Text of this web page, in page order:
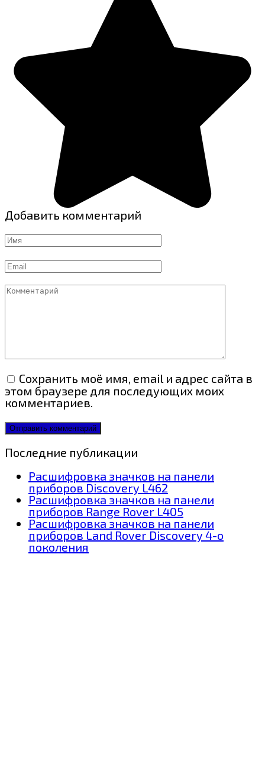
Добавить комментарий
Имя
Email
Комментарий
Сохранить моё имя, email и адрес сайта в
этом браузере для последующих моих
комментариев.
Последние публикации
Расшифровка значков на панели
приборов Discovery L462
Расшифровка значков на панели
приборов Range Rover L405
Расшифровка значков на панели
приборов Land Rover Discovery 4-о
поколения